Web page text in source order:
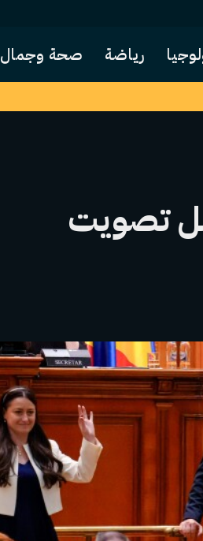
رياضة صحة وجمال
فشل تصويت